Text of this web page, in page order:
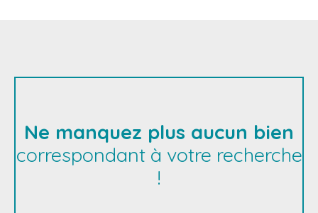
Ne manquez plus aucun bien
correspondant à votre recherche
!